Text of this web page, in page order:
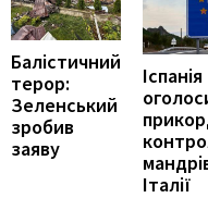
Балістичний
терор:
Зеленський
зробив
заяву
Іспанія
Італії